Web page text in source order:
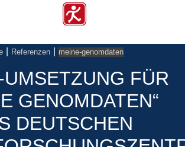
Referenzen meine-genomdaten
FÜR
GENOMDATEN“
DEUTSCHEN